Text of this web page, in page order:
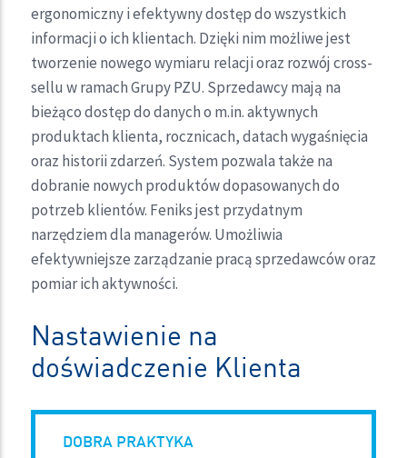
ergonomiczny i efektywny dostęp do wszystkich
informacji o ich klientach. Dzięki nim możliwe jest
tworzenie nowego wymiaru relacji oraz rozwój cross-
sellu w ramach Grupy PZU. Sprzedawcy mają na
bieżąco dostęp do danych o m.in. aktywnych
produktach klienta, rocznicach, datach wygaśnięcia
oraz historii zdarzeń. System pozwala także na
dobranie nowych produktów dopasowanych do
potrzeb klientów. Feniks jest przydatnym
narzędziem dla managerów. Umożliwia
efektywniejsze zarządzanie pracą sprzedawców oraz
pomiar ich aktywności.
Nastawienie na
doświadczenie Klienta
DOBRA PRAKTYKA